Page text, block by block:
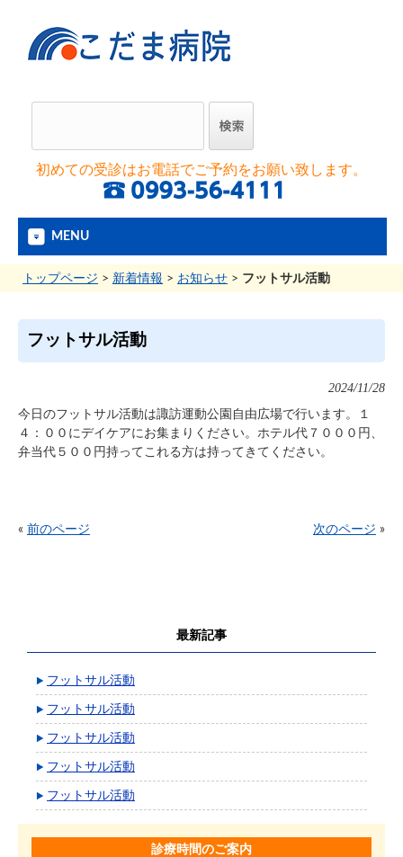
初めての受診はお電話でご予約をお願い致します。
MENU
トップページ > 新着情報 > お知らせ > フットサル活動
フットサル活動
2024/11/28
今日のフットサル活動は諏訪運動公園自由広場で行います。１
４：００にデイケアにお集まりください。ホテル代７０００円、
弁当代５００円持ってこれる方は持ってきてください。
« 前のページ 次のページ »
最新記事
フットサル活動
フットサル活動
フットサル活動
フットサル活動
フットサル活動
診療時間のご案内